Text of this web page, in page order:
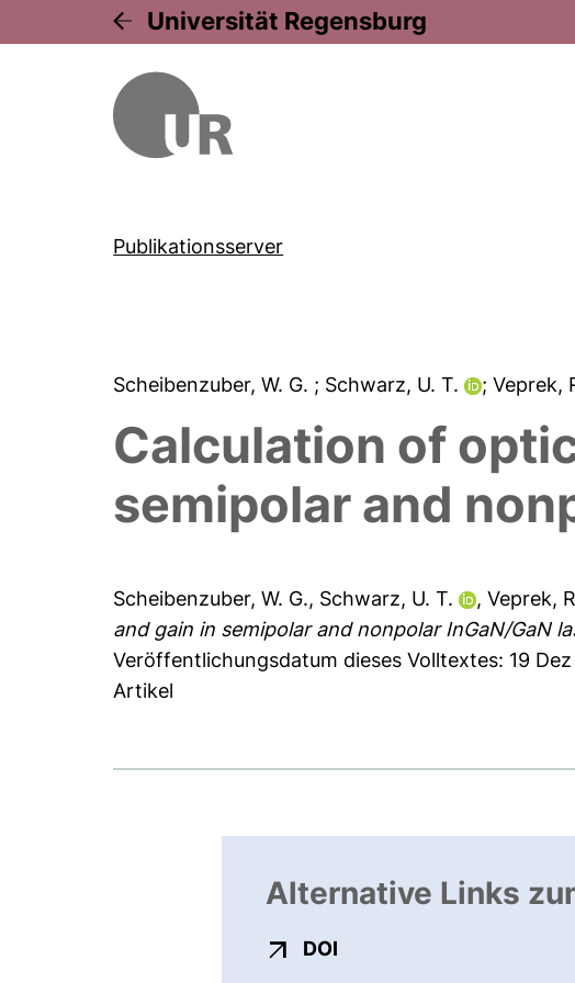
Universität Regensburg
Publikationsserver
Scheibenzuber, W. G. ; Schwarz, U. T. ; Veprek,
Calculation of
semipolar and
Scheibenzuber, W. G., Schwarz, U. T. ,Veprek,
and gain in semipolar and nonpolar InGaN/GaN
Veröffentlichungsdatum dieses Volltextes: 19
Artikel
Alternative Links
DOI